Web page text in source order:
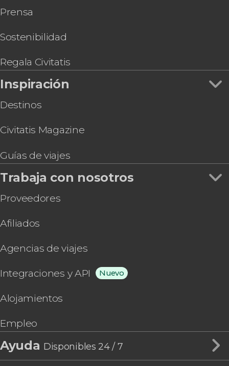
Prensa
Sostenibilidad
Regala Civitatis
Inspiración
Destinos
Civitatis Magazine
Guías de viajes
Trabaja con nosotros
Proveedores
Afiliados
Agencias de viajes
Integraciones y API Nuevo
Alojamientos
Empleo
Ayuda Disponibles 24 / 7